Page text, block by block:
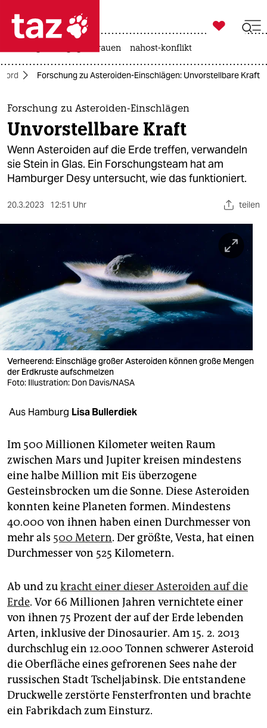
 taz zahl ich
taz zahl ich
themen
politik
öko
gesellschaft
berlin
nord
wahrheit
verlag
verlag
shop
fragen & hilfe
unterstützen
abo
genossenschaft
epaper login

taz zahl ich
gewalt gegen frauen nahost-konflikt
Nord Forschung zu Asteroiden-Einschlägen: Unvorstellbare Kraft
Forschung zu Asteroiden-Einschlägen
Unvorstellbare Kraft
Wenn Asteroiden auf die Erde treffen, verwandeln
sie Stein in Glas. Ein Forschungsteam hat am
Hamburger Desy untersucht, wie das funktioniert.
20.3.2023 12:51 Uhr teilen
Verheerend: Einschläge großer Asteroiden können große Mengen
der Erdkruste aufschmelzen
Foto: Illustration: Don Davis/NASA
Aus Hamburg Lisa Bullerdiek
Im 500 Millionen Kilometer weiten Raum
zwischen Mars und Jupiter kreisen mindestens
eine halbe Million mit Eis überzogene
Gesteinsbrocken um die Sonne. Diese Asteroiden
konnten keine Planeten formen. Mindestens
40.000 von ihnen haben einen Durchmesser von
mehr als 500 Metern. Der größte, Vesta, hat einen
Durchmesser von 525 Kilometern.
Ab und zukracht einer dieser Asteroiden auf die
Erde. Vor 66 Millionen Jahren vernichtete einer
von ihnen 75 Prozent der auf der Erde lebenden
Arten, inklusive der Dinosaurier. Am 15. 2. 2013
durchschlug ein 12.000 Tonnen schwerer Asteroid
die Oberfläche eines gefrorenen Sees nahe der
russischen Stadt Tscheljabinsk. Die entstandene
Druckwelle zerstörte Fensterfronten und brachte
ein Fabrikdach zum Einsturz.